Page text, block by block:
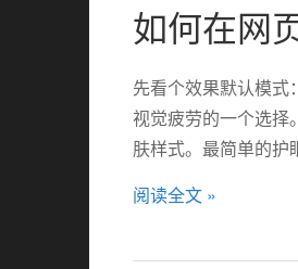
如何在网
先看个效果默认模式
视觉疲劳的一个选择
肤样式。最简单的护
阅读全文 »